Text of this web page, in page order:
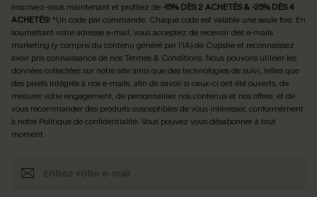
Inscrivez-vous maintenant et profitez de -15% DÈS 2 ACHETÉS & -25% DÈS 4
ACHETÉS! *Un code par commande. Chaque code est valable une seule fois. En
soumettant votre adresse e-mail, vous acceptez de recevoir des e-mails
marketing (y compris du contenu généré par l'IA) de Cupshe et reconnaissez
avoir pris connaissance de nosTermes & Conditions. Nous pouvons utiliser les
données collectées sur notre site ainsi que des technologies de suivi, telles que
des pixels intégrés à nos e-mails, afin de savoir si ceux-ci ont été ouverts, de
mesurer votre engagement, de personnaliser nos contenus et nos offres, et de
vous recommander des produits susceptibles de vous intéresser, conformément
à notre Politique de confidentialité. Vous pouvez vous désabonner à tout
moment.